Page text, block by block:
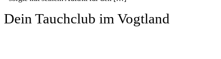
Dein Tauchclub im Vogtland